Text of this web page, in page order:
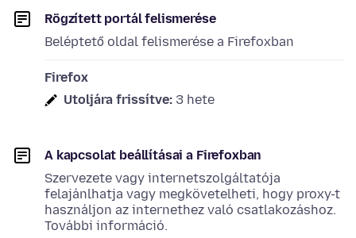
Rögzített portál felismerése
Beléptető oldal felismerése a Firefoxban
Firefox
Utoljára frissítve: 3 hete
A kapcsolat beállításai a Firefoxban
Szervezete vagy internetszolgáltatója
felajánlhatja vagy megkövetelheti, hogy proxy-t
használjon az internethez való csatlakozáshoz.
További információ.